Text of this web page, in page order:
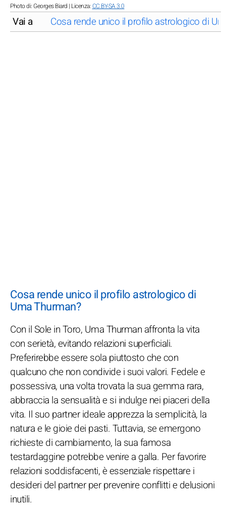
Photo di: Georges Biard | Licenza:CC BY-SA 3.0
Vai a Cosa rende unico il profilo astrologico di
Cosa rende unico il profilo astrologico di
Uma Thurman?
Con il Sole in Toro, Uma Thurman affronta la vita
con serietà, evitando relazioni superficiali.
Preferirebbe essere sola piuttosto che con
qualcuno che non condivide i suoi valori. Fedele e
possessiva, una volta trovata la sua gemma rara,
abbraccia la sensualità e si indulge nei piaceri della
vita. Il suo partner ideale apprezza la semplicità, la
natura e le gioie dei pasti. Tuttavia, se emergono
richieste di cambiamento, la sua famosa
testardaggine potrebbe venire a galla. Per favorire
relazioni soddisfacenti, è essenziale rispettare i
desideri del partner per prevenire conflitti e delusioni
inutili.